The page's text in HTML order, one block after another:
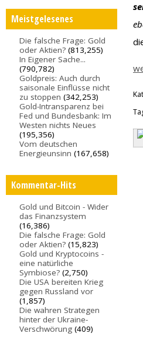
Meistgelesenes
Die falsche Frage: Gold
oder Aktien? (813,255)
In Eigener Sache...
(790,782)
Goldpreis: Auch durch
saisonale Einflüsse nicht
zu stoppen (342,253)
Gold-Intransparenz bei
Fed und Bundesbank: Im
Westen nichts Neues
(195,356)
Vom deutschen
Energieunsinn (167,658)
Kommentar-Hits
Gold und Bitcoin - Wider
das Finanzsystem
(16,386)
Die falsche Frage: Gold
oder Aktien? (15,823)
Gold und Kryptocoins -
eine natürliche
Symbiose? (2,750)
Die USA bereiten Krieg
gegen Russland vor
(1,857)
Die wahren Strategen
hinter der Ukraine-
Verschwörung (409)